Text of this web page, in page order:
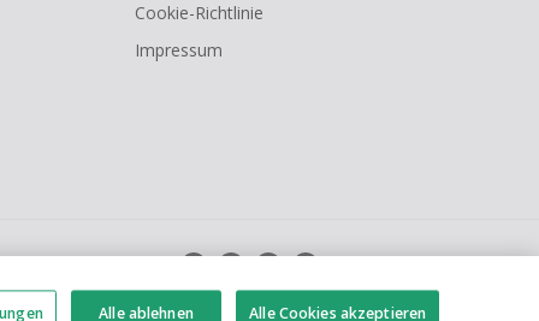
Cookie-Richtlinie
Impressum
Alle ablehnen Alle Cookies akzeptieren